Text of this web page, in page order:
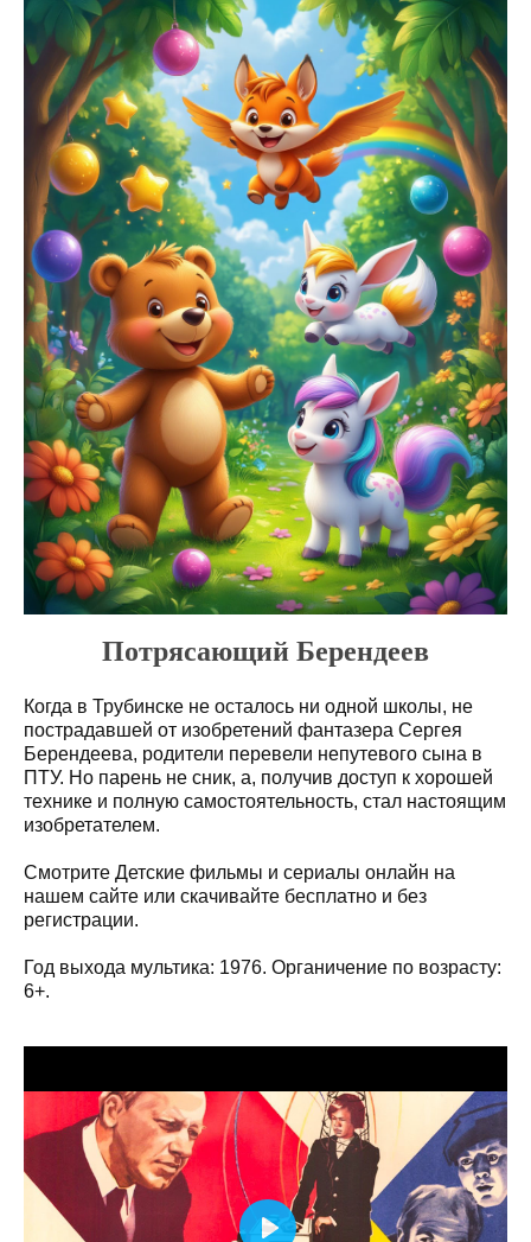
Потрясающий Берендеев
Когда в Трубинске не осталось ни одной школы, не
пострадавшей от изобретений фантазера Сергея
Берендеева, родители перевели непутевого сына в
ПТУ. Но парень не сник, а, получив доступ к хорошей
технике и полную самостоятельность, стал настоящим
изобретателем.
Смотрите Детские фильмы и сериалы онлайн на
нашем сайте или скачивайте бесплатно и без
регистрации.
Год выхода мультика: 1976. Органичение по возрасту:
6+.